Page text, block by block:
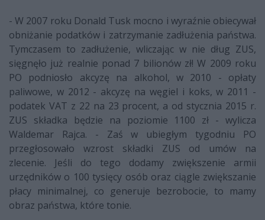
- W 2007 roku Donald Tusk mocno i wyraźnie obiecywał
obniżanie podatków i zatrzymanie zadłużenia państwa.
Tymczasem to zadłużenie, wliczając w nie dług ZUS,
sięgnęło już realnie ponad 7 bilionów zł! W 2009 roku
PO podniosło akcyzę na alkohol, w 2010 - opłaty
paliwowe, w 2012 - akcyzę na węgiel i koks, w 2011 -
podatek VAT z 22 na 23 procent, a od stycznia 2015 r.
ZUS składka będzie na poziomie 1100 zł - wylicza
Waldemar Rajca. - Zaś w ubiegłym tygodniu PO
przegłosowało wzrost składki ZUS od umów na
zlecenie. Jeśli do tego dodamy zwiększenie armii
urzędników o 100 tysięcy osób oraz ciągle zwiększanie
płacy minimalnej, co generuje bezrobocie, to mamy
obraz państwa, które tonie.